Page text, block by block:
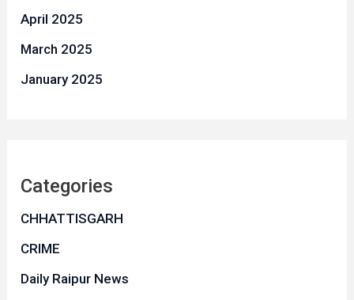
April 2025
March 2025
January 2025
Categories
CHHATTISGARH
CRIME
Daily Raipur News